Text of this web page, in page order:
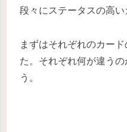
段々にステータスの高い
まずはそれぞれのカー
た。それぞれ何が違う
う。